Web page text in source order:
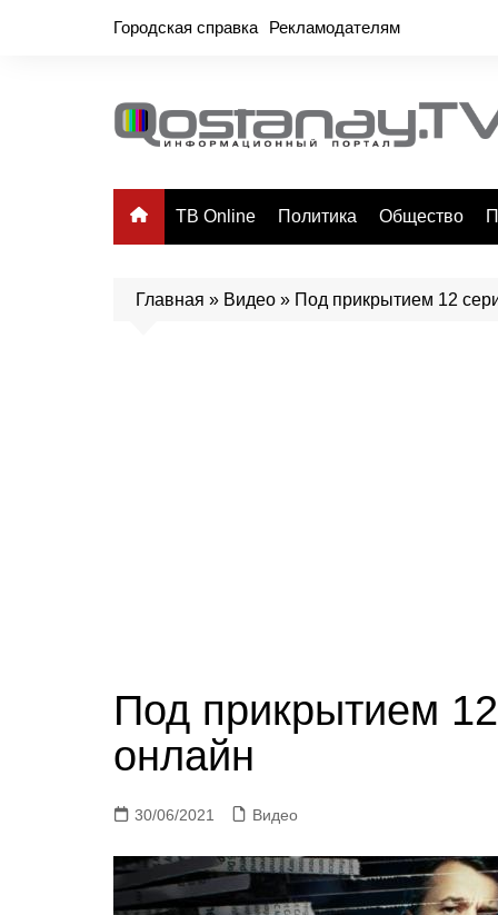
Городская справка Рекламодателям
ТВ Online Политика Общество
Главная » Видео » Под прикрытием 12
Под прикрытием
онлайн
30/06/2021 Видео